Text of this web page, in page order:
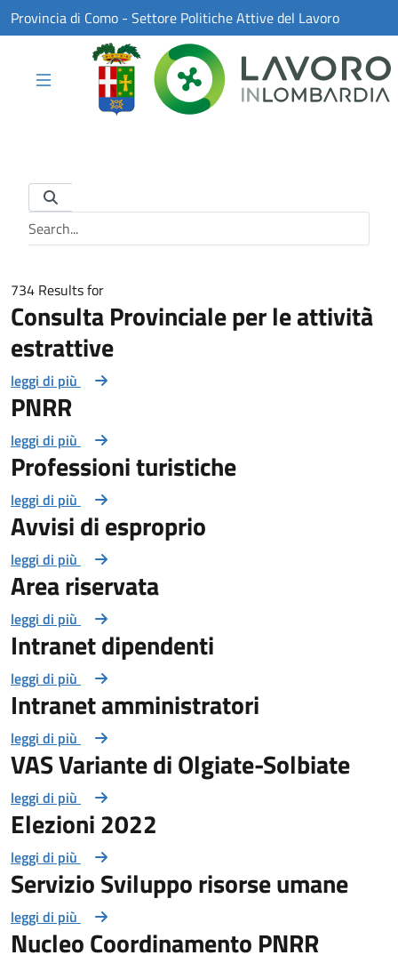
Skip to Main Content
Provincia di Como - Settore Politiche Attive del Lavoro
Search Bar
734 Results for
Consulta Provinciale per le attività
estrattive
leggi di più
PNRR
leggi di più
Professioni turistiche
leggi di più
Avvisi di esproprio
leggi di più
Area riservata
leggi di più
Intranet dipendenti
leggi di più
Intranet amministratori
leggi di più
VAS Variante di Olgiate-Solbiate
leggi di più
Elezioni 2022
leggi di più
Servizio Sviluppo risorse umane
leggi di più
Nucleo Coordinamento PNRR